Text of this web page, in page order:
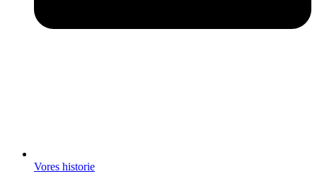
Vores historie